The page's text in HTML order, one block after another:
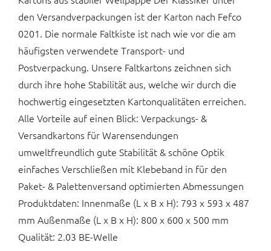
den Versandverpackungen ist der Karton nach Fefco
0201. Die normale Faltkiste ist nach wie vor die am
häufigsten verwendete Transport- und
Postverpackung. Unsere Faltkartons zeichnen sich
durch ihre hohe Stabilität aus, welche wir durch die
hochwertig eingesetzten Kartonqualitäten erreichen.
Alle Vorteile auf einen Blick: Verpackungs- &
Versandkartons für Warensendungen
umweltfreundlich gute Stabilität & schöne Optik
einfaches Verschließen mit Klebeband in für den
Paket- & Palettenversand optimierten Abmessungen
Produktdaten: Innenmaße (L x B x H): 793 x 593 x 487
mm Außenmaße (L x B x H): 800 x 600 x 500 mm
Qualität: 2.03 BE-Welle